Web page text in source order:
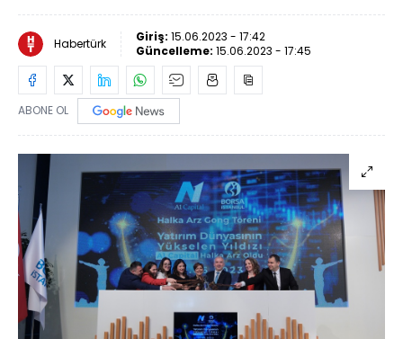
Habertürk Giriş: 15.06.2023 - 17:42
Güncelleme: 15.06.2023 - 17:45
ABONE OL